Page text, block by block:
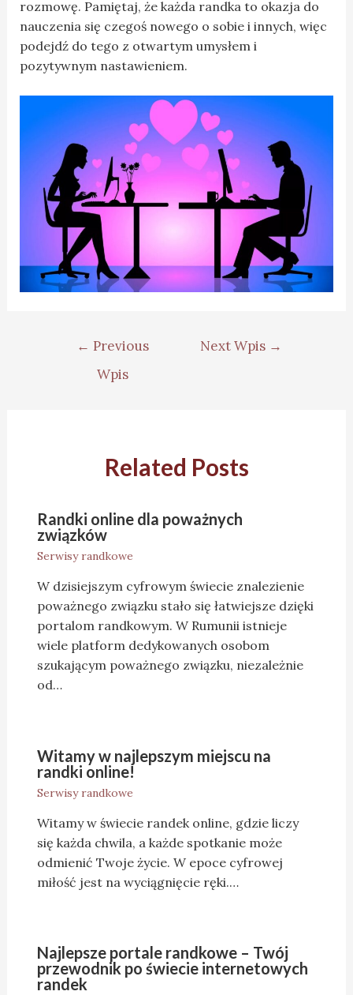
rozmowę. Pamiętaj, że każda randka to okazja do
nauczenia się czegoś nowego o sobie i innych, więc
podejdź do tego z otwartym umysłem i
pozytywnym nastawieniem.
← Previous
Wpis
Next Wpis →
Related Posts
Randki online dla poważnych
związków
Serwisy randkowe
W dzisiejszym cyfrowym świecie znalezienie
poważnego związku stało się łatwiejsze dzięki
portalom randkowym. W Rumunii istnieje
wiele platform dedykowanych osobom
szukającym poważnego związku, niezależnie
od…
Witamy w najlepszym miejscu na
randki online!
Serwisy randkowe
Witamy w świecie randek online, gdzie liczy
się każda chwila, a każde spotkanie może
odmienić Twoje życie. W epoce cyfrowej
miłość jest na wyciągnięcie ręki.…
Najlepsze portale randkowe – Twój
przewodnik po świecie internetowych
randek